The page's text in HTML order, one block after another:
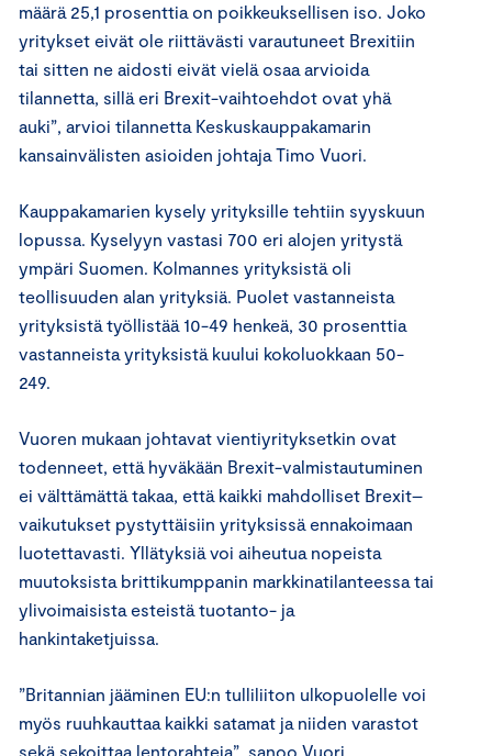
määrä 25,1 prosenttia on poikkeuksellisen iso. Joko
yritykset eivät ole riittävästi varautuneet Brexitiin
tai sitten ne aidosti eivät vielä osaa arvioida
tilannetta, sillä eri Brexit-vaihtoehdot ovat yhä
auki”, arvioi tilannetta Keskuskauppakamarin
kansainvälisten asioiden johtaja Timo Vuori.
Kauppakamarien kysely yrityksille tehtiin syyskuun
lopussa. Kyselyyn vastasi 700 eri alojen yritystä
ympäri Suomen. Kolmannes yrityksistä oli
teollisuuden alan yrityksiä. Puolet vastanneista
yrityksistä työllistää 10-49 henkeä, 30 prosenttia
vastanneista yrityksistä kuului kokoluokkaan 50-
249.
Vuoren mukaan johtavat vientiyrityksetkin ovat
todenneet, että hyväkään Brexit-valmistautuminen
ei välttämättä takaa, että kaikki mahdolliset Brexit–
vaikutukset pystyttäisiin yrityksissä ennakoimaan
luotettavasti. Yllätyksiä voi aiheutua nopeista
muutoksista brittikumppanin markkinatilanteessa tai
ylivoimaisista esteistä tuotanto- ja
hankintaketjuissa.
”Britannian jääminen EU:n tulliliiton ulkopuolelle voi
myös ruuhkauttaa kaikki satamat ja niiden varastot
sekä sekoittaa lentorahteja”, sanoo Vuori.